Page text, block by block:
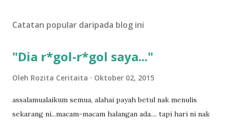
lCatatan popular daripada blog ini
"Dia r*gol-r*gol saya..."
Oleh Rozita Ceritaita Oktober 02, 2015
assalamualaikum semua, alahai payah betul nak menulis
sekarang ni...macam-macam halangan ada.... tapi hari ni nak